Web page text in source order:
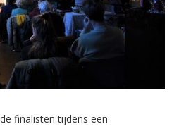
finalisten tijdens een